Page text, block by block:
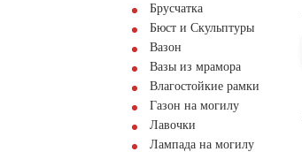
Брусчатка
Бюст и Скульптуры
Вазон
Вазы из мрамора
Влагостойкие рамки
Газон на могилу
Лавочки
Лампада на могилу